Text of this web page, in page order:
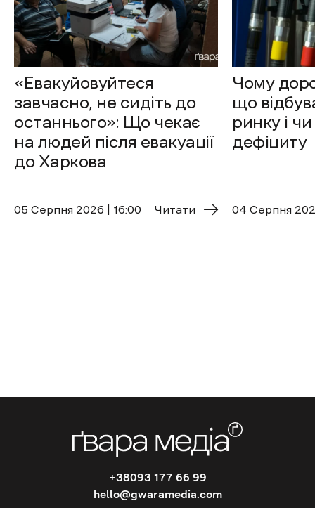
«Евакуйовуйтеся
завчасно, не сидіть до
останнього»: Що чекає
на людей після евакуації
до Харкова
05 Cерпня 2026 | 16:00 Читати
Чому
що
ринку і
дефіциту
04 Cерпня
+38093 177 66 99
hello@gwaramedia.com